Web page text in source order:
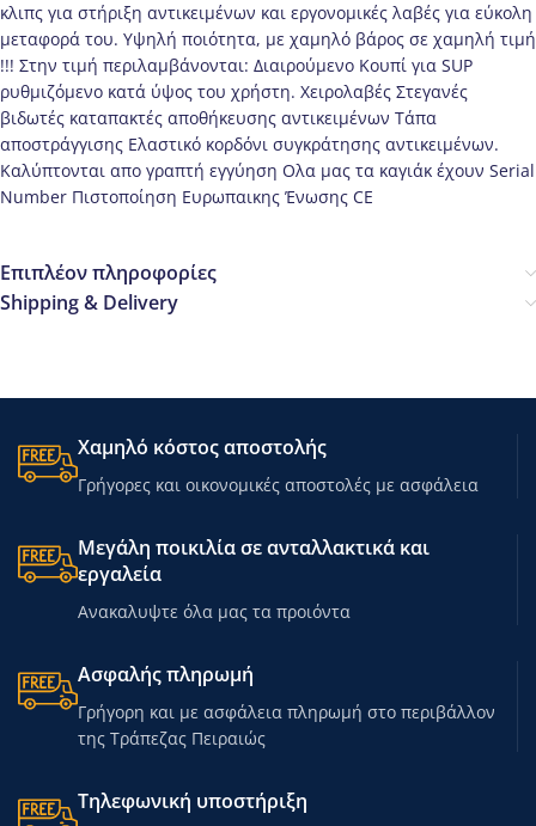
κλιπς για στήριξη αντικειμένων και εργονομικές λαβές για εύκολη
μεταφορά του. Υψηλή ποιότητα, με χαμηλό βάρος σε χαμηλή τιμή
!!! Στην τιμή περιλαμβάνονται: Διαιρούμενο Κουπί για SUP
ρυθμιζόμενο κατά ύψος του χρήστη. Χειρολαβές Στεγανές
βιδωτές καταπακτές αποθήκευσης αντικειμένων Τάπα
αποστράγγισης Ελαστικό κορδόνι συγκράτησης αντικειμένων.
Καλύπτονται απο γραπτή εγγύηση Ολα μας τα καγιάκ έχουν Serial
Number Πιστοποίηση Ευρωπαικης Ένωσης CE
Επιπλέον πληροφορίες
Shipping & Delivery
Χαμηλό κόστος αποστολής
Γρήγορες και οικονομικές αποστολές με ασφάλεια
Μεγάλη ποικιλία σε ανταλλακτικά και
εργαλεία
Ανακαλυψτε όλα μας τα προιόντα
Ασφαλής πληρωμή
Γρήγορη και με ασφάλεια πληρωμή στο περιβάλλον
της Τράπεζας Πειραιώς
Τηλεφωνική υποστήριξη